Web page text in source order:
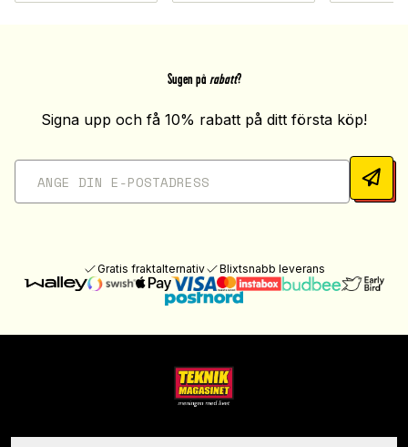
Sugen på rabatt?
Signa upp och få 10% rabatt på ditt första köp!
Gratis fraktalternativ Blixtsnabb leverans